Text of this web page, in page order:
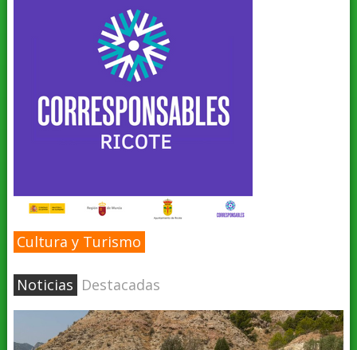
Cultura y Turismo
Noticias Destacadas